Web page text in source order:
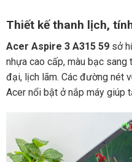
Thiết kế thanh lịch,
Acer Aspire 3 A315 59sở
nhựa cao cấp, màu bạc
đại, lịch lãm. Các đường nét
Acer nổi bật ở nắp máy giúp